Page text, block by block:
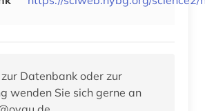
Datenbank oder zur
wenden Sie sich gerne an